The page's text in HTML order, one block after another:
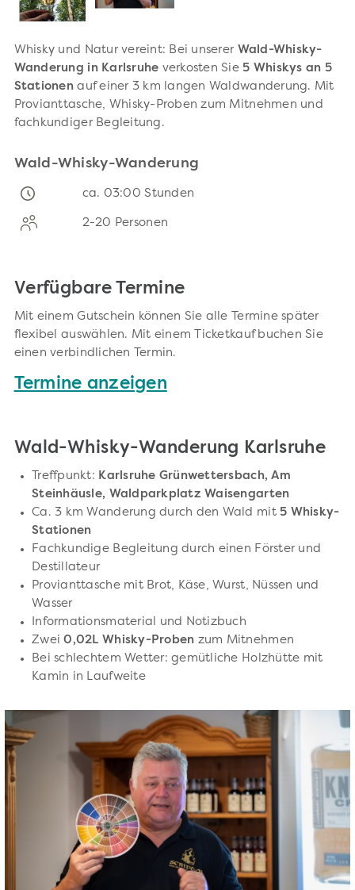
Whisky und Natur vereint: Bei unserer Wald-Whisky-
Wanderung in Karlsruhe verkosten Sie5 Whiskys an 5
Stationenauf einer 3 km langen Waldwanderung. Mit
Provianttasche, Whisky-Proben zum Mitnehmen und
fachkundiger Begleitung.
Wald-Whisky-Wanderung
ca. 03:00 Stunden
2-20 Personen
Verfügbare Termine
Mit einem Gutschein können Sie alle Termine später
flexibel auswählen. Mit einem Ticketkauf buchen Sie
einen verbindlichen Termin.
Termine anzeigen
Wald-Whisky-Wanderung Karlsruhe
Treffpunkt: Karlsruhe Grünwettersbach, Am
Steinhäusle, Waldparkplatz Waisengarten
Ca. 3 km Wanderung durch den Wald mit5 Whisky-
Stationen
Fachkundige Begleitung durch einen Förster und
Destillateur
Provianttasche mit Brot, Käse, Wurst, Nüssen und
Wasser
Informationsmaterial und Notizbuch
Zwei0,02L Whisky-Proben zum Mitnehmen
Bei schlechtem Wetter: gemütliche Holzhütte mit
Kamin in Laufweite